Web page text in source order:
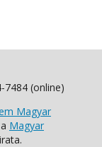
7484 (online)
Magyar
Magyar